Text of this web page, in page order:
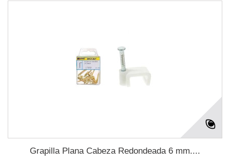
Grapilla Plana Cabeza Redondeada 6 mm....